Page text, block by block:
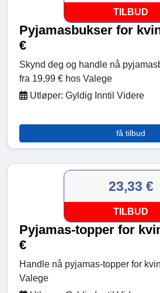
TILBUD
Pyjamasbukser for
€
Skynd deg og handle nå
fra 19,99 € hos Valege
Utløper: Gyldig Inntil Videre
få tilbud
23,33 €
TILBUD
Pyjamas-topper for
€
Handle nå pyjamas-topper for
Valege